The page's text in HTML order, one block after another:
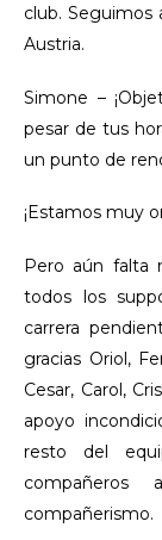
club. Seguimos
Austria.
Simone –
pesar de tus
un punto de
¡Estamos muy
Pero aún falta
todos los
carrera
gracias Oriol,
Cesar, Carol,
apoyo
resto del
compañerismo.